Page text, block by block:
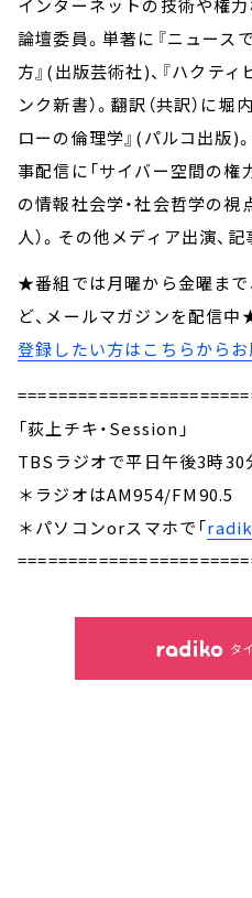
インターネットの技術や権
論壇委員。単著に『ニュース
方』(出版芸術社)、『ハクテ
ンク新書）。翻訳（共訳）に
ローの倫理学』(パルコ出版)
事配信に「サイバー空間の権力
の情報社会学・社会哲学の視
人）。その他メディア出演、記
★番組では月曜から金曜まで
ど、メールマガジンを配信中
登録したい方はこちらから
「荻上チキ・Session」
TBSラジオで平日午後3時30
＊ラジオはAM954/FM90.5
＊パソコンorスマホで「
タ